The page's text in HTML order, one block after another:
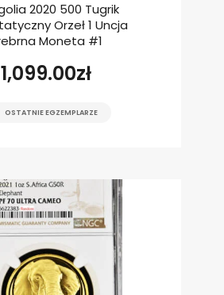
2020 500 Tugrik
Orzeł 1 Uncja
Moneta #1
1,099.00zł
OSTATNIE EGZEMPLARZE